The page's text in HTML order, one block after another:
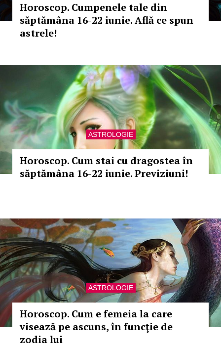
Horoscop. Cumpenele tale din
săptămâna 16-22 iunie. Află ce spun
astrele!
ASTROLOGIE
Horoscop. Cum stai cu dragostea în
săptămâna 16-22 iunie. Previziuni!
ASTROLOGIE
Horoscop. Cum e femeia la care
visează pe ascuns, în funcţie de
zodia lui